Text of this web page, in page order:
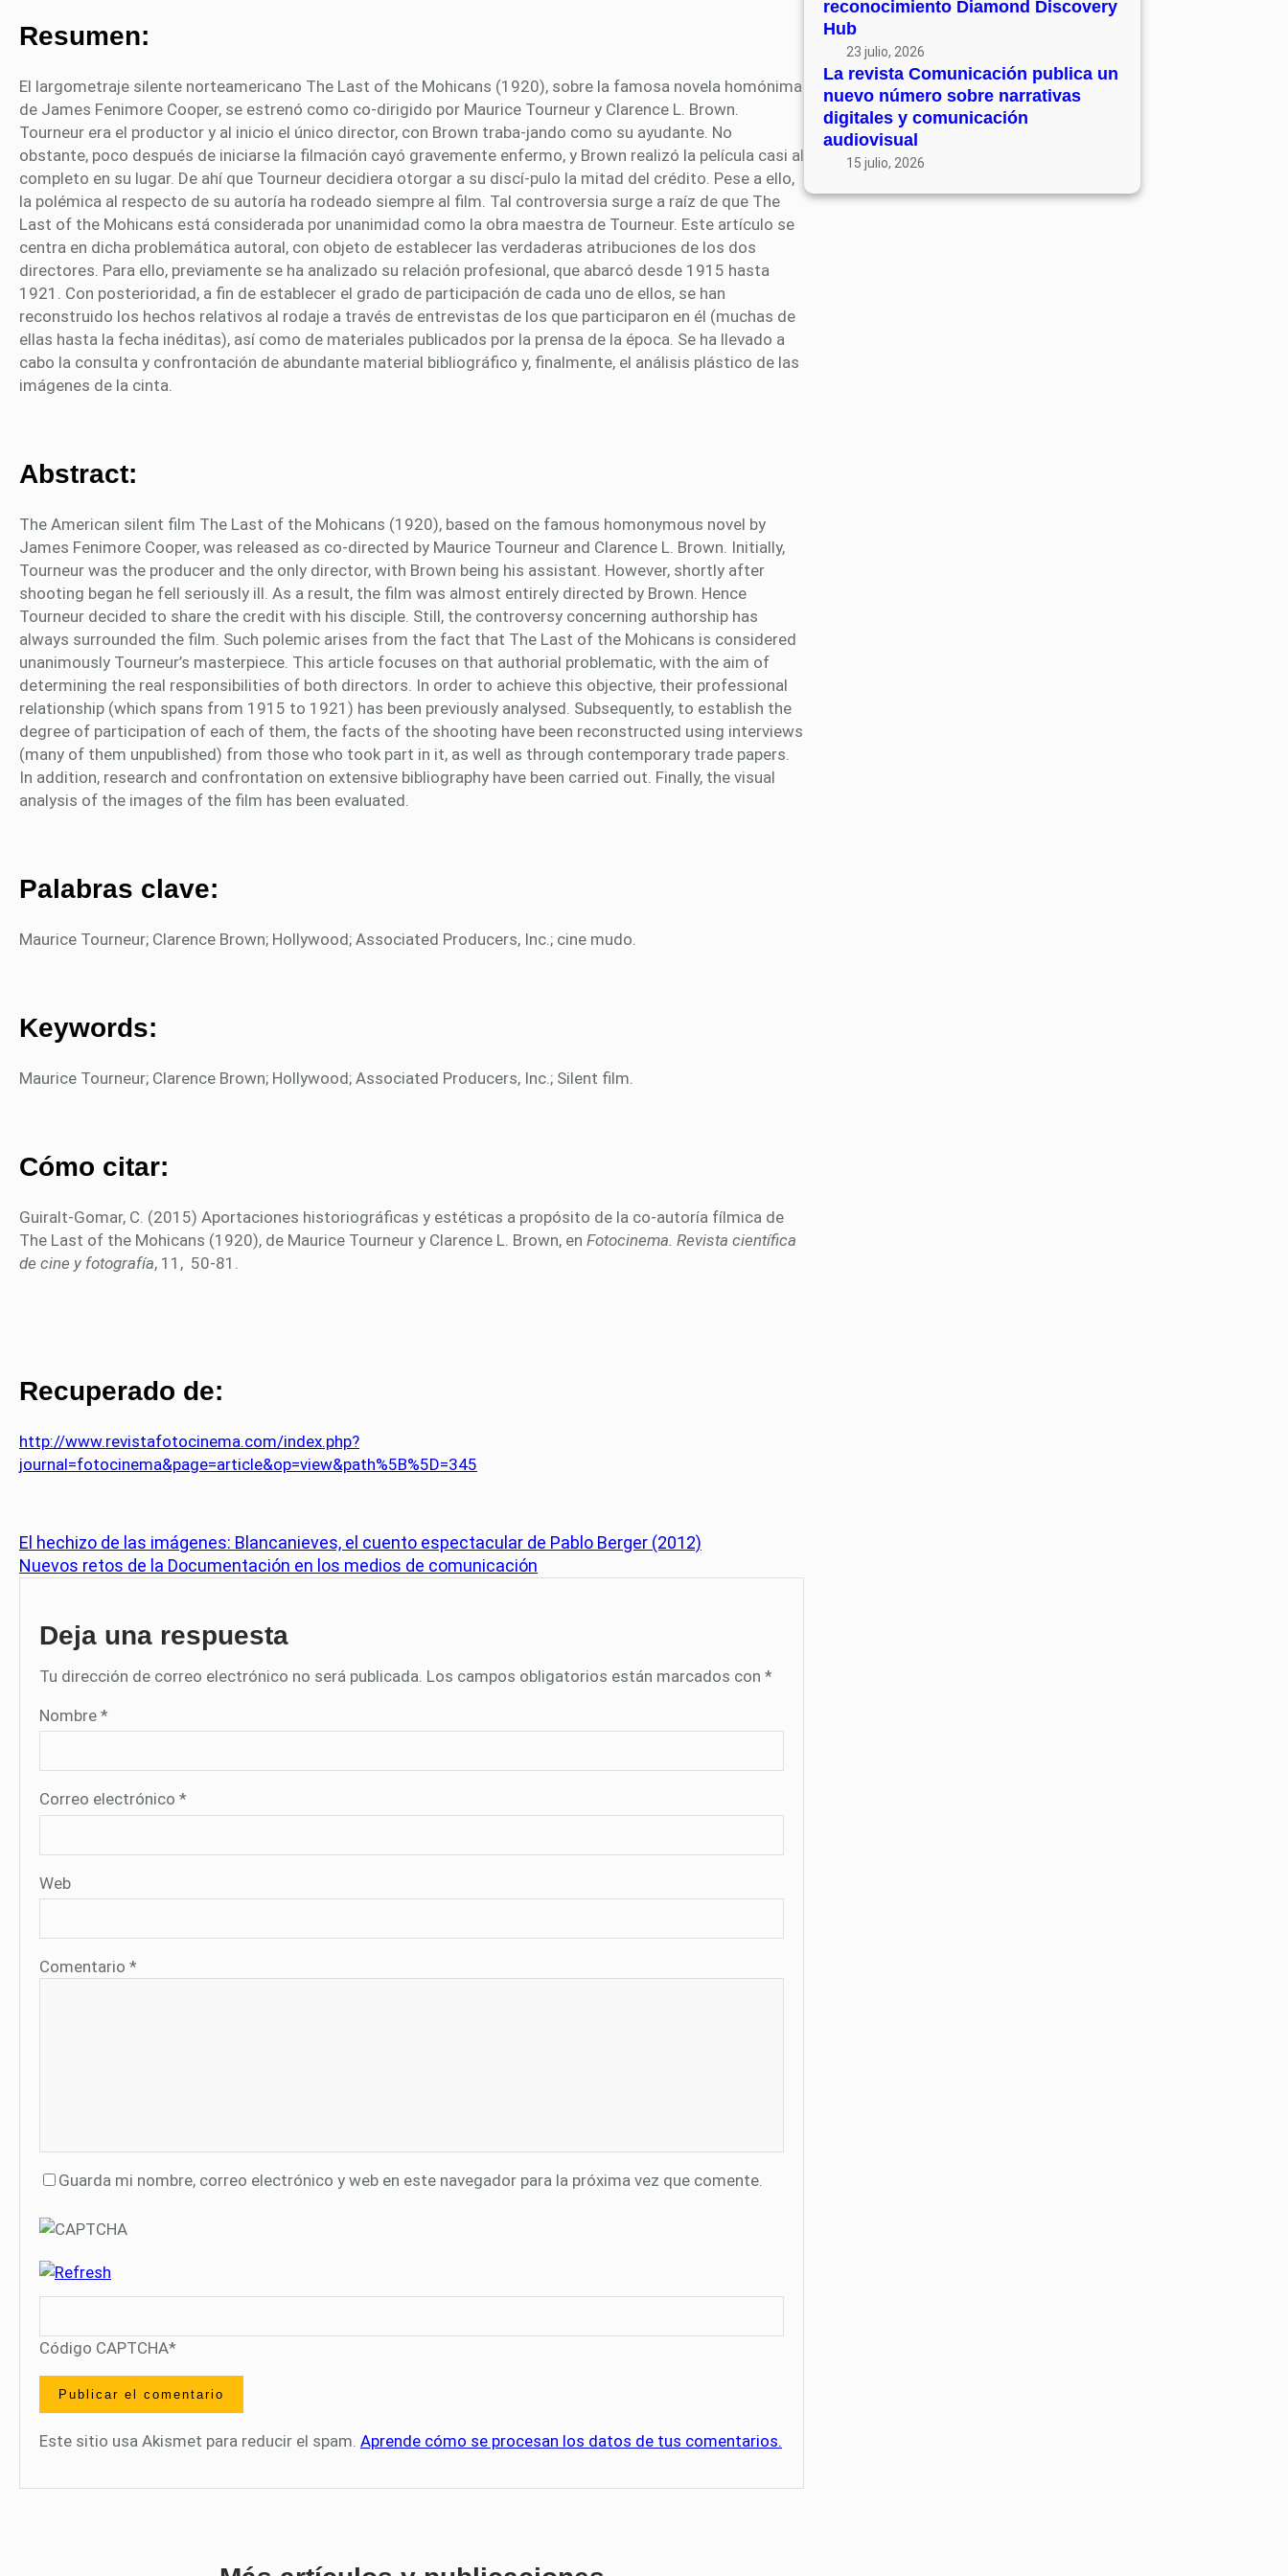
Resumen:
El largometraje silente norteamericano The Last of the Mohicans (1920), sobre la famosa novela homónima
de James Fenimore Cooper, se estrenó como co-dirigido por Maurice Tourneur y Clarence L. Brown.
Tourneur era el productor y al inicio el único director, con Brown traba-jando como su ayudante. No
obstante, poco después de iniciarse la filmación cayó gravemente enfermo, y Brown realizó la película casi al
completo en su lugar. De ahí que Tourneur decidiera otorgar a su discí-pulo la mitad del crédito. Pese a ello,
la polémica al respecto de su autoría ha rodeado siempre al film. Tal controversia surge a raíz de que The
Last of the Mohicans está considerada por unanimidad como la obra maestra de Tourneur. Este artículo se
centra en dicha problemática autoral, con objeto de establecer las verdaderas atribuciones de los dos
directores. Para ello, previamente se ha analizado su relación profesional, que abarcó desde 1915 hasta
1921. Con posterioridad, a fin de establecer el grado de participación de cada uno de ellos, se han
reconstruido los hechos relativos al rodaje a través de entrevistas de los que participaron en él (muchas de
ellas hasta la fecha inéditas), así como de materiales publicados por la prensa de la época. Se ha llevado a
cabo la consulta y confrontación de abundante material bibliográfico y, finalmente, el análisis plástico de las
imágenes de la cinta.
Abstract:
The American silent film The Last of the Mohicans (1920), based on the famous homonymous novel by
James Fenimore Cooper, was released as co-directed by Maurice Tourneur and Clarence L. Brown. Initially,
Tourneur was the producer and the only director, with Brown being his assistant. However, shortly after
shooting began he fell seriously ill. As a result, the film was almost entirely directed by Brown. Hence
Tourneur decided to share the credit with his disciple. Still, the controversy concerning authorship has
always surrounded the film. Such polemic arises from the fact that The Last of the Mohicans is considered
unanimously Tourneur’s masterpiece. This article focuses on that authorial problematic, with the aim of
determining the real responsibilities of both directors. In order to achieve this objective, their professional
relationship (which spans from 1915 to 1921) has been previously analysed. Subsequently, to establish the
degree of participation of each of them, the facts of the shooting have been reconstructed using interviews
(many of them unpublished) from those who took part in it, as well as through contemporary trade papers.
In addition, research and confrontation on extensive bibliography have been carried out. Finally, the visual
analysis of the images of the film has been evaluated.
Palabras clave:
Maurice Tourneur; Clarence Brown; Hollywood; Associated Producers, Inc.; cine mudo.
Keywords:
Maurice Tourneur; Clarence Brown; Hollywood; Associated Producers, Inc.; Silent film.
Cómo citar:
Guiralt-Gomar, C. (2015) Aportaciones historiográficas y estéticas a propósito de la co-autoría fílmica de
The Last of the Mohicans (1920), de Maurice Tourneur y Clarence L. Brown, en Fotocinema. Revista científica
de cine y fotografía, 11, 50-81.
Recuperado de:
http://www.revistafotocinema.com/index.php?
journal=fotocinema&page=article&op=view&path%5B%5D=345
El hechizo de las imágenes: Blancanieves, el cuento espectacular de Pablo Berger (2012)
Nuevos retos de la Documentación en los medios de comunicación
Deja una respuesta
Tu dirección de correo electrónico no será publicada. Los campos obligatorios están marcados con *
Nombre *
Correo electrónico *
Web
Comentario *
Guarda mi nombre, correo electrónico y web en este navegador para la próxima vez que comente.
Código CAPTCHA*
Este sitio usa Akismet para reducir el spam. Aprende cómo se procesan los datos de tus comentarios.
reconocimiento Diamond Discovery
Hub
23 julio, 2026
La revista Comunicación publica un
nuevo número sobre narrativas
digitales y comunicación
audiovisual
15 julio, 2026